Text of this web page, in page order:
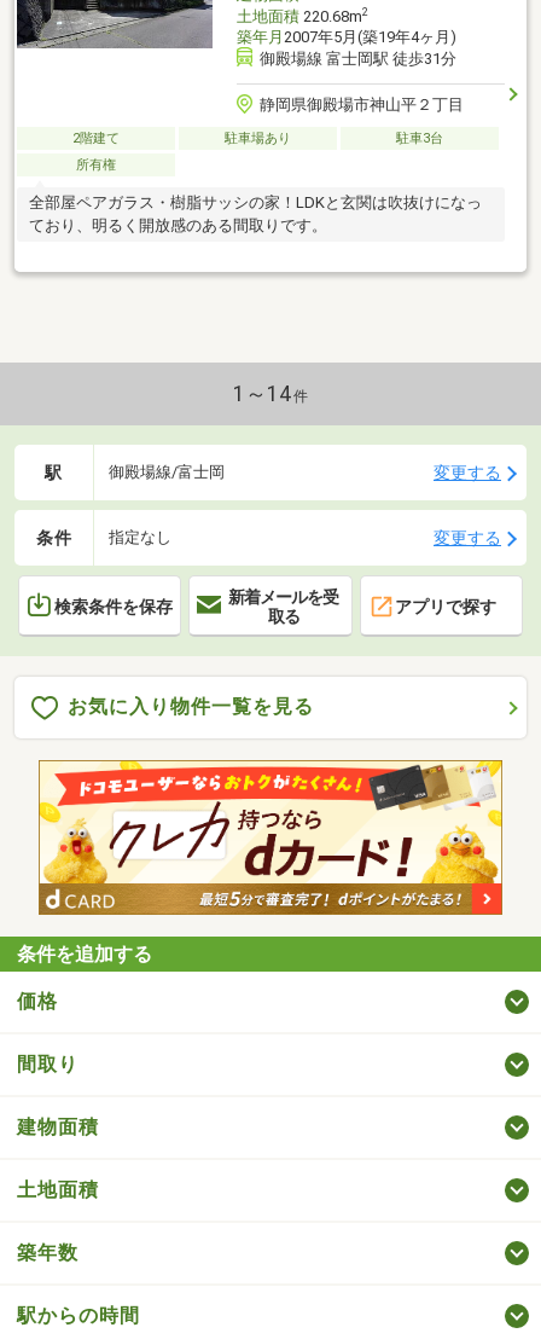
土地面積220.68m2
築年月 2007年5月(築19年4ヶ月)
御殿場線 富士岡駅 徒歩31分
静岡県御殿場市神山平２丁目
2階建て 駐車場あり
駐車3台
所有権
全部屋ペアガラス・樹脂サッシの家！LDKと玄関は吹抜けになっ
ており、明るく開放感のある間取りです。
1～14件
駅 御殿場線/富士岡 変更する
条件 指定なし 変更する
検索条件を保存
新着メールを受
取る
アプリで探す
お気に入り物件一覧を見る
条件を追加する
価格
間取り
建物面積
土地面積
築年数
駅からの時間